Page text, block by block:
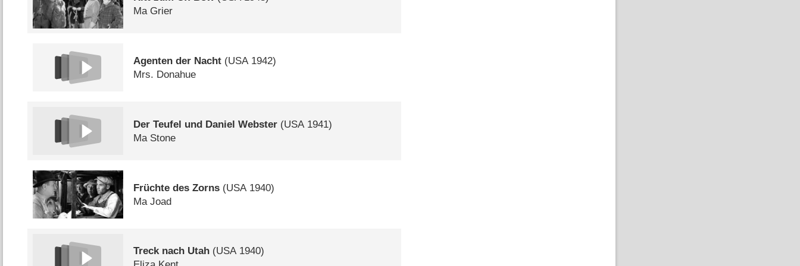
Ma Grier
Agenten der Nacht (USA 1942)
Mrs. Donahue
Der Teufel und Daniel Webster (USA 1941)
Ma Stone
Früchte des Zorns (USA 1940)
Ma Joad
Treck nach Utah (USA1940)